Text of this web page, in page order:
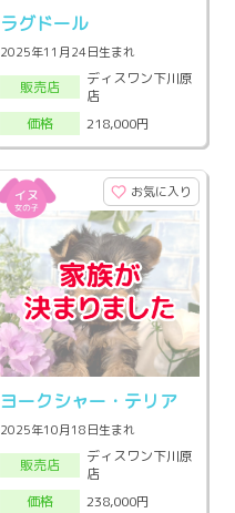
ラグドール
2025年11月24日生まれ
販売店
ディスワン下川原
店
価格
218,000円
お気に入り
ヨークシャー・テリア
2025年10月18日生まれ
販売店
ディスワン下川原
店
価格
238,000円